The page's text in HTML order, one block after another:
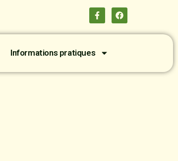
Informations pratiques